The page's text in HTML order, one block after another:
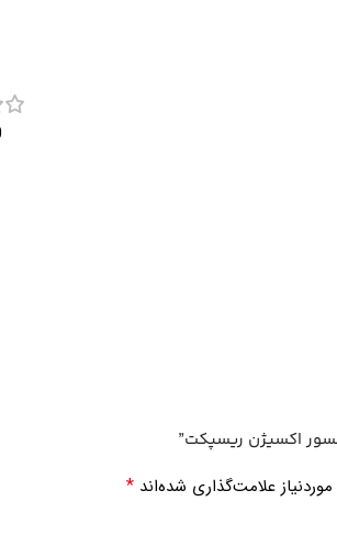
0
اکسیژن ریسپکت”
علامت‌گذاری شده‌اند *